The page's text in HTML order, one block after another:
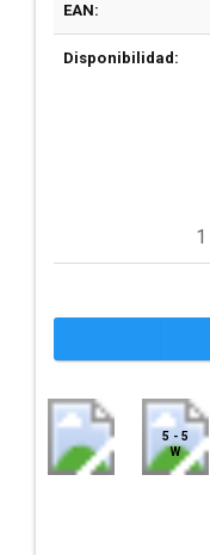
EAN:
Disponibilidad:
5 - 5
W